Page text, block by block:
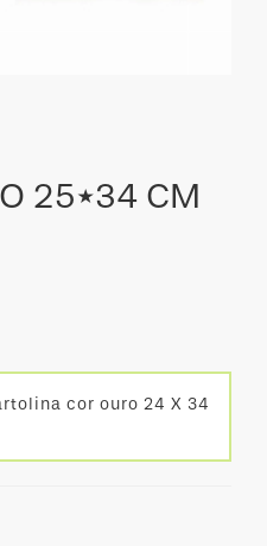
25*34 CM
cor ouro 24 X 34